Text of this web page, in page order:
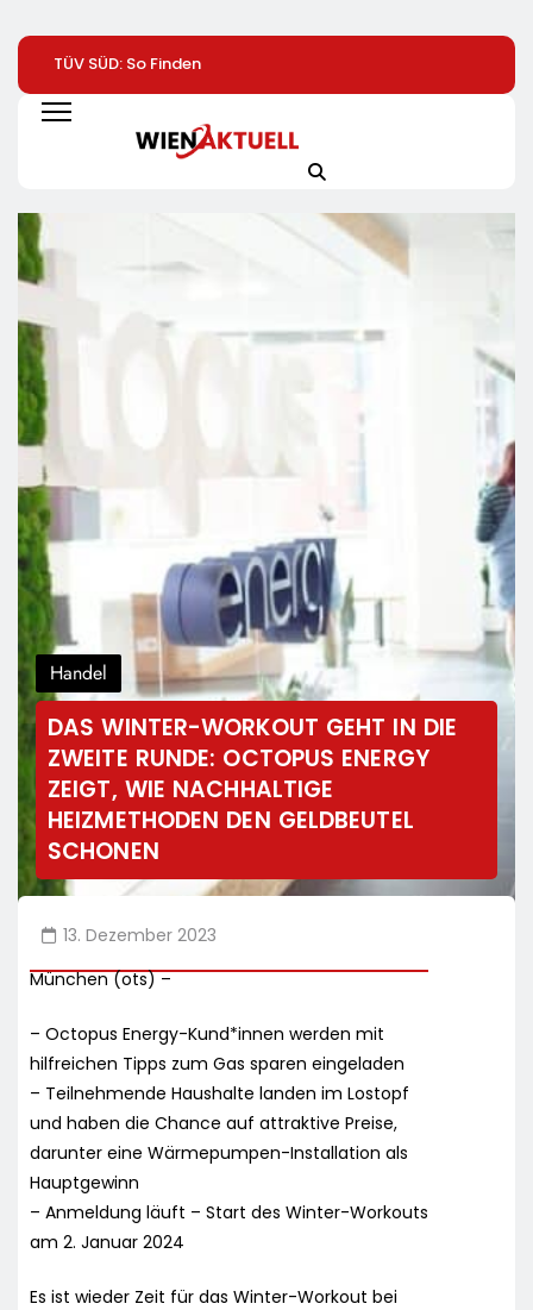
TÜV SÜD: So Finden
Verbraucher Das
Passende
Laserentfernungsmessgerät
Geberkonferenz:
Krise Der Welt Weitet
Batterietag:
Braucht Speicher,
Nicht Stillstand
Handel
DAS WINTER-WORKOUT GEHT IN DIE
ZWEITE RUNDE: OCTOPUS ENERGY
ZEIGT, WIE NACHHALTIGE
HEIZMETHODEN DEN GELDBEUTEL
SCHONEN
13. Dezember 2023
München (ots) –
– Octopus Energy-Kund*innen werden mit
hilfreichen Tipps zum Gas sparen eingeladen
– Teilnehmende Haushalte landen im Lostopf
und haben die Chance auf attraktive Preise,
darunter eine Wärmepumpen-Installation als
Hauptgewinn
– Anmeldung läuft – Start des Winter-Workouts
am 2. Januar 2024
Es ist wieder Zeit für das Winter-Workout bei